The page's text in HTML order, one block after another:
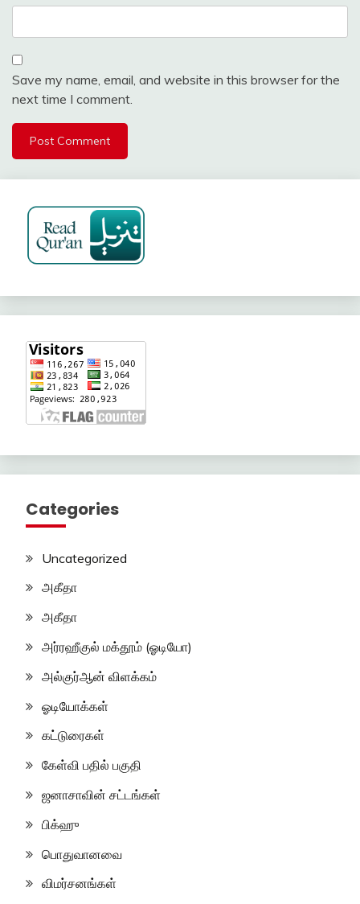
Save my name, email, and website in this browser for the
next time I comment.
Categories
Uncategorized
அகீதா
அகீதா
அர்ரஹீகுல் மக்தூம் (ஓடியோ)
அல்குர்ஆன் விளக்கம்
ஓடியோக்கள்
கட்டுரைகள்
கேள்வி பதில் பகுதி
ஜனாசாவின் சட்டங்கள்
பிக்ஹு
பொதுவானவை
விமர்சனங்கள்